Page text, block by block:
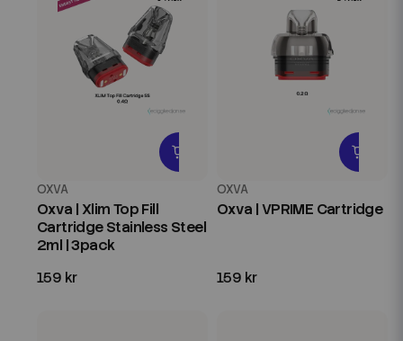
OXVA
Oxva | Xlim Top Fill
Cartridge Stainless Steel
2ml | 3pack
159 kr
OXVA
Oxva | VPRIME Cartridge
159 kr